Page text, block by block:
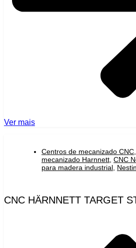
Ver mais
Centros de mecanizado CNC
mecanizado Harnnett CNC
para madera industrial
CNC HÄRNNETT TARGET